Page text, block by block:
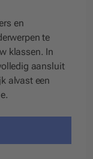
en
te
klassen. In
aansluit
alvast een